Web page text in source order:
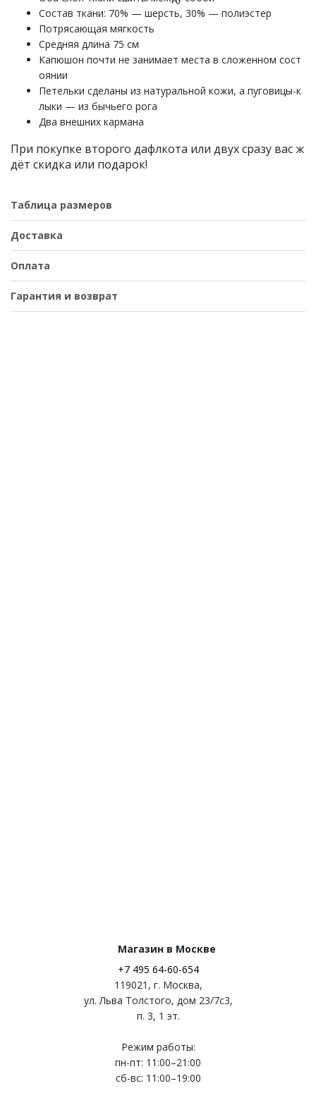
Состав ткани: 70% — шерсть, 30% — полиэстер
Потрясающая мягкость
Средняя длина 75 см
Капюшон почти не занимает места в сложенном сост
оянии
Петельки сделаны из натуральной кожи, а пуговицы-к
лыки — из бычьего рога
Два внешних кармана
При покупке второго дафлкота или двух сразу вас ж
дёт скидка или подарок!
Таблица размеров
Доставка
Оплата
Гарантия и возврат
Магазин в Москве
+7 495 64-60-654
119021 , г. Москва,
ул. Льва Толстого, дом 23/7c3,
п. 3, 1 эт.
Режим работы:
пн-пт: 11:00–21:00
сб-вс: 11:00–19:00